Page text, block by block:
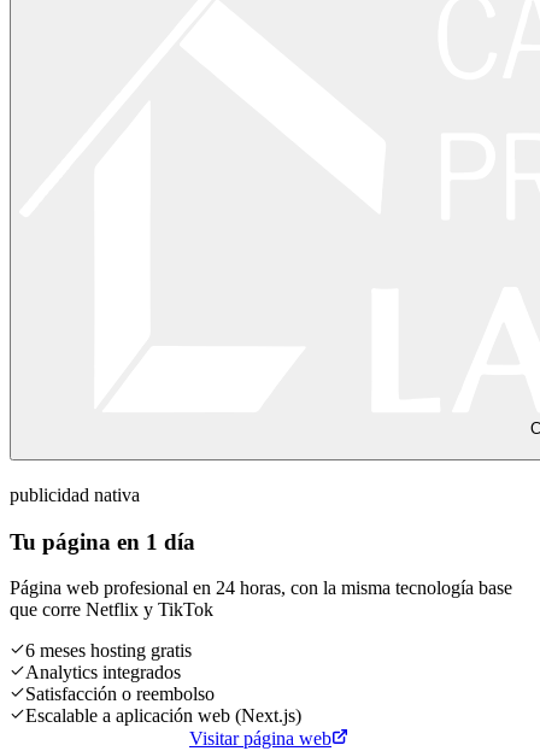
publicidad nativa
Tu página en 1 día
Página web profesional en 24 horas, con la misma tecnología base
que corre Netflix y TikTok
6 meses hosting gratis
Analytics integrados
Satisfacción o reembolso
Escalable a aplicación web (Next.js)
Visitar página web